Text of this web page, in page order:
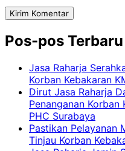
Pos-pos Terbaru
Jasa Raharja
Korban Kebakaran
Dirut Jasa Raharja
Penanganan Korban
PHC Surabaya
Pastikan Pelayanan
Tinjau Korban